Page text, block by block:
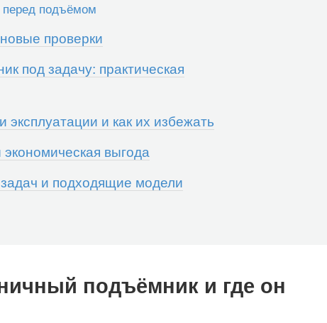
перед подъёмом
проверки
под задачу: практическая
и как их избежать
выгода
и подходящие модели
подъёмник и где он